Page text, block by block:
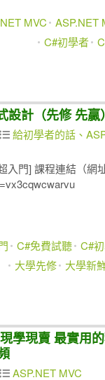
MVC ASP.NET
C#初學者
設計（先修 先贏）
給初學者的話、
門] 課程連結（網
C#免費試聽 C#
大學先修
大學新
學現賣 最實用
ASP.NET MVC